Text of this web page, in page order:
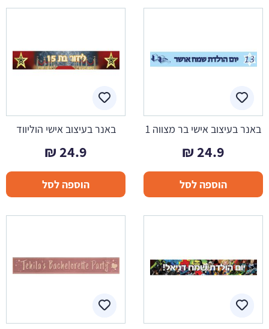
באנר בעיצוב אישי בר מצווה 1
24.9
₪
הוספה לסל
באנר בעיצוב אישי הוליווד
24.9
₪
הוספה לסל